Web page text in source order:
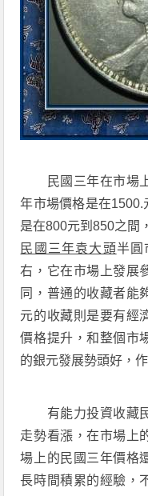
民國三年在市場上
年市場價格是在
是在800元到850之間，
民國三年袁大頭半圓
右，它在市場上發展
同，普通的收藏者能
元的收藏則是要有經
價格提升，和整個市
的銀元發展勢頭好，
有能力投資收藏民
走勢看漲，在市場上
場上的民國三年價格
長時間積累的經驗，